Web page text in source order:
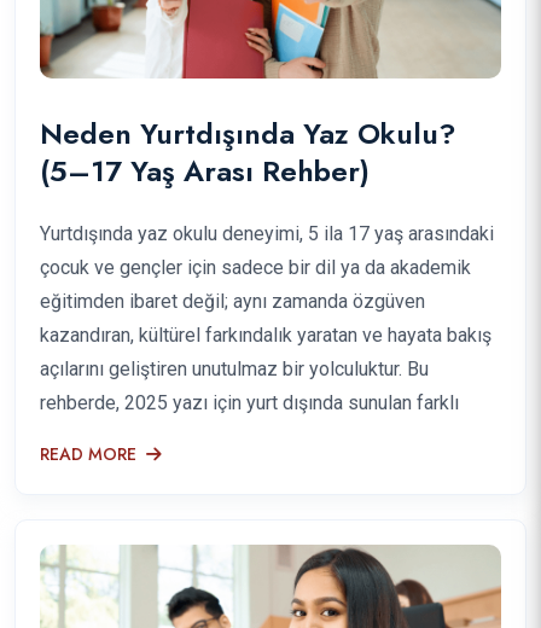
Neden Yurtdışında Yaz Okulu?
(5–17 Yaş Arası Rehber)
Yurtdışında yaz okulu deneyimi, 5 ila 17 yaş arasındaki
çocuk ve gençler için sadece bir dil ya da akademik
eğitimden ibaret değil; aynı zamanda özgüven
kazandıran, kültürel farkındalık yaratan ve hayata bakış
açılarını geliştiren unutulmaz bir yolculuktur. Bu
rehberde, 2025 yazı için yurt dışında sunulan farklı
READ MORE